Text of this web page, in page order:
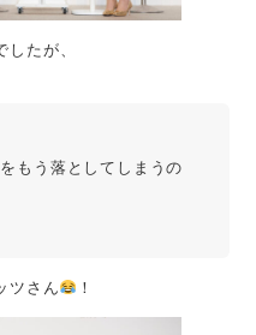
たが、
もう落としてしまうの
ツさん ！